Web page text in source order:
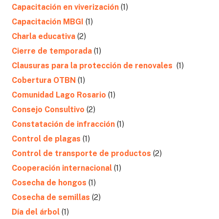
Capacitación en viverización (1)
Capacitación MBGI (1)
Charla educativa (2)
Cierre de temporada (1)
Clausuras para la protección de renovales (1)
Cobertura OTBN (1)
Comunidad Lago Rosario (1)
Consejo Consultivo (2)
Constatación de infracción (1)
Control de plagas (1)
Control de transporte de productos (2)
Cooperación internacional (1)
Cosecha de hongos (1)
Cosecha de semillas (2)
Día del árbol (1)